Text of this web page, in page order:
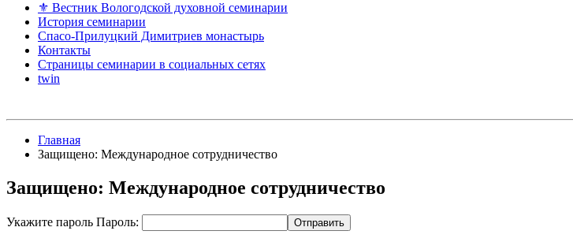
⚜ Вестник Вологодской духовной семинарии
История семинарии
Спасо-Прилуцкий Димитриев монастырь
Контакты
Страницы семинарии в социальных сетях
twin
Главная
Защищено: Международное сотрудничество
Защищено: Международное сотрудничество
Укажите пароль Пароль: